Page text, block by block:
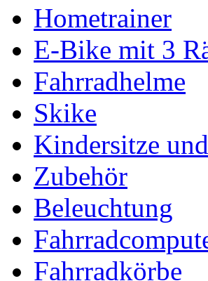
Hometrainer
E-Bike mit 3
Fahrradhelme
Skike
Kindersitze
Zubehör
Beleuchtung
Fahrradkörbe